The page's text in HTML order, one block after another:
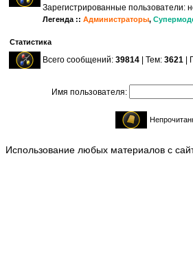
Зарегистрированные пользователи:
Легенда :: Администраторы,
Статистика
Всего сообщений: 39814 | Тем: 3621 |
Имя пользователя:
Использование любых материалов с